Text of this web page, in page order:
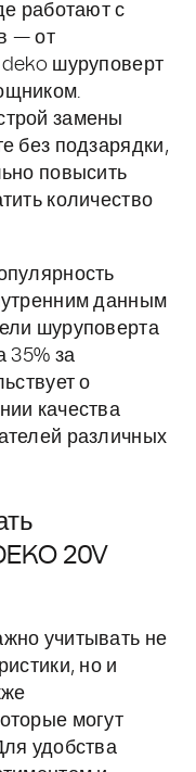
работают с
— от
шуруповерт
замены
без подзарядки,
повысить
количество
данным
шуруповерта
35% за
о
качества
различных
20V
учитывать не
но и
могут
удобства